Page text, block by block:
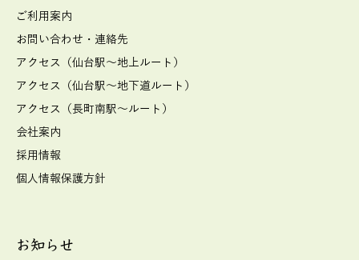
ご利用案内
お問い合わせ・連絡先
アクセス（仙台駅～地上ルート）
アクセス（仙台駅～地下道ルート）
アクセス（長町南駅～ルート）
会社案内
採用情報
個人情報保護方針
お知らせ